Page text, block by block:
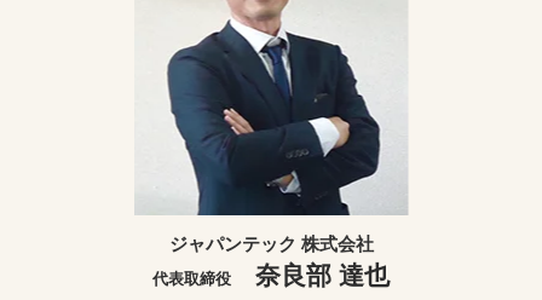
ジャパンテック 株式会社
代表取締役 奈良部 達也